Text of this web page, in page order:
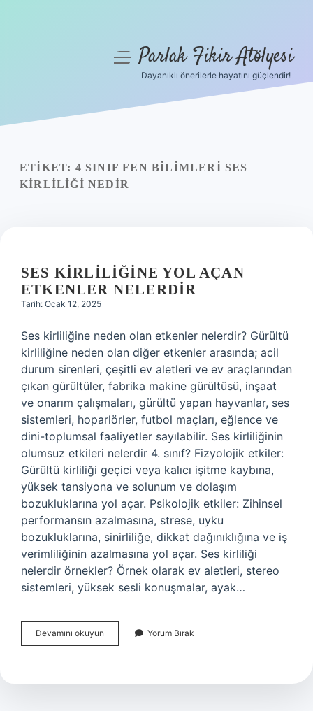
Yasal Uyarı
menüyüParlak Fikir Atölyesi
Dayanıklı önerilerle hayatını güçlendir!
ETIKET: 4 SINIF FEN BILIMLERI SES
KIRLILIĞI NEDIR
SES KIRLILIĞINE YOL AÇAN
ETKENLER NELERDIR
Tarih: Ocak 12, 2025
Ses kirliliğine neden olan etkenler nelerdir? Gürültü
kirliliğine neden olan diğer etkenler arasında; acil
durum sirenleri, çeşitli ev aletleri ve ev araçlarından
çıkan gürültüler, fabrika makine gürültüsü, inşaat
ve onarım çalışmaları, gürültü yapan hayvanlar, ses
sistemleri, hoparlörler, futbol maçları, eğlence ve
dini-toplumsal faaliyetler sayılabilir. Ses kirliliğinin
olumsuz etkileri nelerdir 4. sınıf? Fizyolojik etkiler:
Gürültü kirliliği geçici veya kalıcı işitme kaybına,
yüksek tansiyona ve solunum ve dolaşım
bozukluklarına yol açar. Psikolojik etkiler: Zihinsel
performansın azalmasına, strese, uyku
bozukluklarına, sinirliliğe, dikkat dağınıklığına ve iş
verimliliğinin azalmasına yol açar. Ses kirliliği
nelerdir örnekler? Örnek olarak ev aletleri, stereo
sistemleri, yüksek sesli konuşmalar, ayak…
Devamını okuyun
Kirliliğine
Etkenler
Yorum Bırak